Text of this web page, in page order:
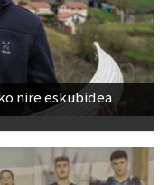
nire eskubidea